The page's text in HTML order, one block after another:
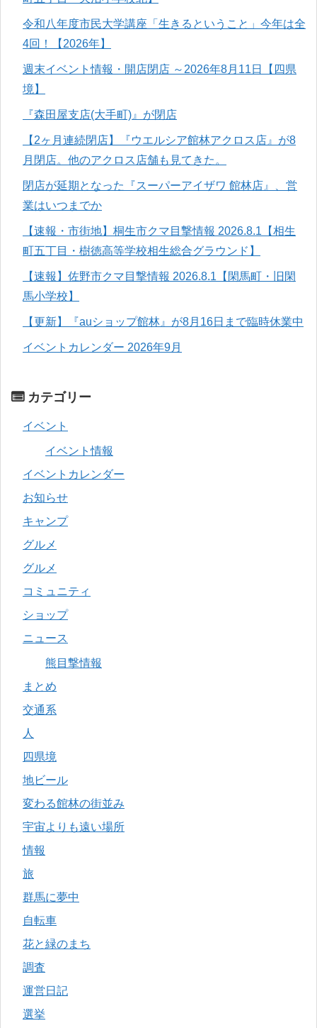
令和八年度市民大学講座「生きるということ」今年は全
4回！【2026年】
週末イベント情報・開店閉店 ～2026年8月11日【四県
境】
『森田屋支店(大手町)』が閉店
【2ヶ月連続閉店】『ウエルシア館林アクロス店』が8
月閉店。他のアクロス店舗も見てきた。
閉店が延期となった『スーパーアイザワ 館林店』、営
業はいつまでか
【速報・市街地】桐生市クマ目撃情報 2026.8.1【相生
町五丁目・樹徳高等学校相生総合グラウンド】
【速報】佐野市クマ目撃情報 2026.8.1【閑馬町・旧閑
馬小学校】
【更新】『auショップ館林』が8月16日まで臨時休業中
イベントカレンダー 2026年9月
カテゴリー
イベント
イベント情報
イベントカレンダー
お知らせ
キャンプ
グルメ
グルメ
コミュニティ
ショップ
ニュース
熊目撃情報
まとめ
交通系
人
四県境
地ビール
変わる館林の街並み
宇宙よりも遠い場所
情報
旅
群馬に夢中
自転車
花と緑のまち
調査
運営日記
選挙